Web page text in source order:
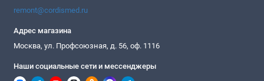
remont@cordismed.ru
Адрес магазина
Москва, ул. Профсоюзная, д. 56, оф. 1116
Наши социальные сети и мессенджеры